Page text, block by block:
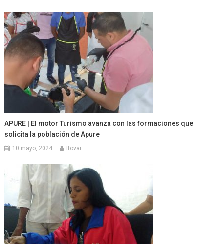
APURE | El motor Turismo avanza con las formaciones que
solicita la población de Apure
10 mayo, 2024 ltovar